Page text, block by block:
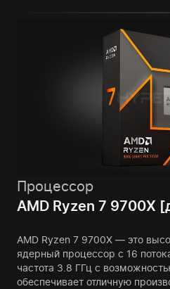
Процессор
AMD Ryzen 7 9700X
AMD Ryzen 7 9700X — это
ядерный процессор с 16
частота 3.8 ГГц с
обеспечивает отличную